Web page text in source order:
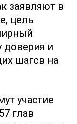
заявляют в
цель
доверия и
шагов на
участие
глав